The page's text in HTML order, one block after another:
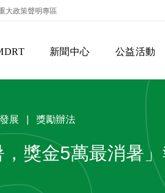
大政策聲明專區
新聞中心 公益活動
展 | 獎勵辦法
獎金5萬最消暑